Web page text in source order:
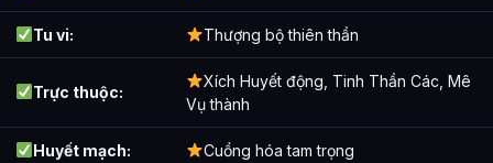
Tu vi: Thượng bộ thiên thần
Trực thuộc:
Xích Huyết động, Tinh Thần Các, Mê
Vụ thành
Huyết mạch: Cuồng hóa tam trọng